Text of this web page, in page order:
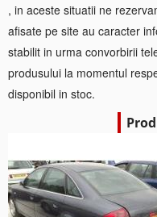
, in aceste situatii ne
afisate pe site au caracter
stabilit in urma convorbirii
produsului la momentul
disponibil in stoc.